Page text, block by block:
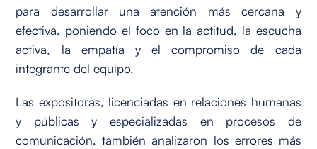
para desarrollar una atención más cercana y
efectiva, poniendo el foco en la actitud, la escucha
activa, la empatía y el compromiso de cada
integrante del equipo.
Las expositoras, licenciadas en relaciones humanas
y públicas y especializadas en procesos de
comunicación, también analizaron los errores más